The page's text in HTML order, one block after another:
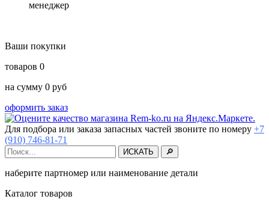
менеджер
Ваши покупки
товаров 0
на сумму 0 руб
оформить заказ
Для подбора или заказа запасных частей звоните по номеру +7
(910) 746-81-71
наберите партномер или наименование детали
Каталог товаров